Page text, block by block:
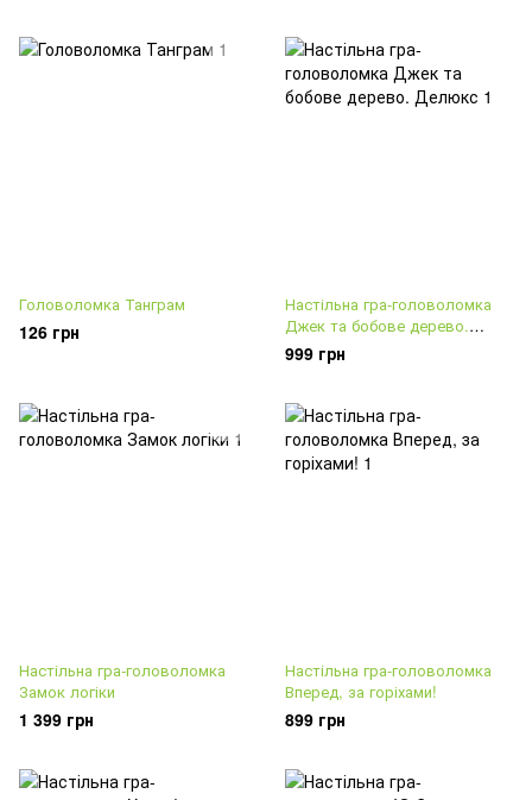
Головоломка Танграм
126 грн
Настільна гра-головоломка
Джек та бобове дерево.
Делюкс
999 грн
Настільна гра-головоломка
Замок логіки
1 399 грн
Настільна гра-головоломка
Вперед, за горіхами!
899 грн